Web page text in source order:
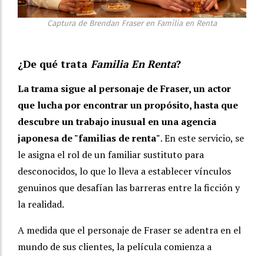
Captura de Brendan Fraser en Familia en Renta
¿De qué trata Familia En Renta?
La trama sigue al personaje de Fraser, un actor
que lucha por encontrar un propósito, hasta que
descubre un trabajo inusual en una agencia
japonesa de "familias de renta". En este servicio, se
le asigna el rol de un familiar sustituto para
desconocidos, lo que lo lleva a establecer vínculos
genuinos que desafían las barreras entre la ficción y
la realidad.
A medida que el personaje de Fraser se adentra en el
mundo de sus clientes, la película comienza a